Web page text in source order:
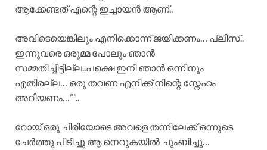
ആക്കേണ്ടത് എന്റെ ഇച്ചായൻ ആണ്..
അവിടെയെങ്കിലും എനിക്കൊന്ന് ജയിക്കണം… പ്ലീസ്..
ഇന്നുവരെ ഒരുമ്മ പോലും ഞാൻ
സമ്മതിച്ചിട്ടില്ല..പക്ഷെ ഇനി ഞാൻ ഒന്നിനും
എതിരല്ല… ഒരു തവണ എനിക്ക് നിന്റെ സ്നേഹം
അറിയണം…””..
റോയ് ഒരു ചിരിയോടെ അവളെ തന്നിലേക്ക് ഒന്നൂടെ
ചേർത്തു പിടിച്ചു ആ നെറുകയിൽ ചുംബിച്ചു…